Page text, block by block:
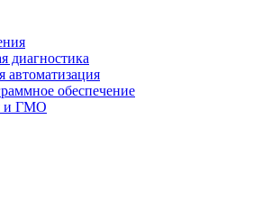
диагностика
автоматизация
обеспечение
и ГМО